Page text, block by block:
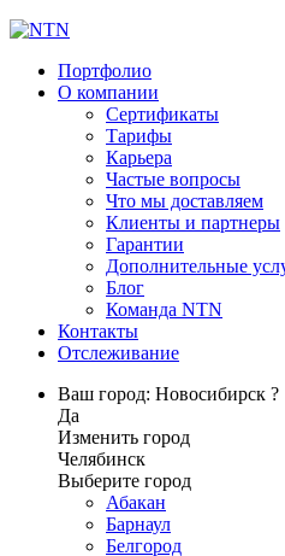
Портфолио
О компании
Сертификаты
Тарифы
Карьера
Частые вопросы
Что мы доставляем
Клиенты и партнеры
Гарантии
Дополнительные
Блог
Команда NTN
Контакты
Отслеживание
Ваш город: Новосибирск ?
Да
Изменить город
Челябинск
Выберите город
Абакан
Барнаул
Белгород